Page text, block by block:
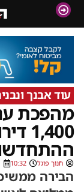
עוד אבנך
מהפכת
חנוך פוגל 10:32
הבירה